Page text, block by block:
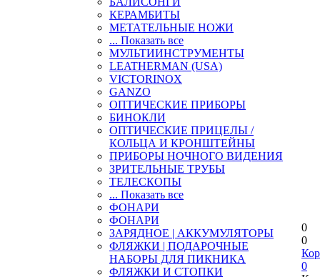
КЕРАМБИТЫ
МЕТАТЕЛЬНЫЕ НОЖИ
... Показать все
МУЛЬТИИНСТРУМЕНТЫ
LEATHERMAN (USA)
VICTORINOX
GANZO
ОПТИЧЕСКИЕ ПРИБОРЫ
БИНОКЛИ
ОПТИЧЕСКИЕ ПРИЦЕЛЫ /
КОЛЬЦА И КРОНШТЕЙНЫ
ПРИБОРЫ НОЧНОГО ВИДЕНИЯ
ЗРИТЕЛЬНЫЕ ТРУБЫ
ТЕЛЕСКОПЫ
... Показать все
ФОНАРИ
ФОНАРИ
ЗАРЯДНОЕ | АККУМУЛЯТОРЫ
ФЛЯЖКИ | ПОДАРОЧНЫЕ
НАБОРЫ ДЛЯ ПИКНИКА
ФЛЯЖКИ И СТОПКИ
0
0
0